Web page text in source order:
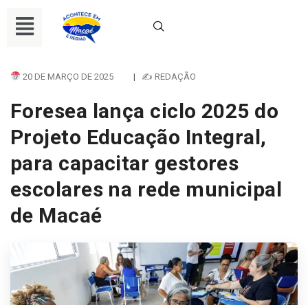
20 DE MARÇO DE 2025 | ✍ REDAÇÃO
Foresea lança ciclo 2025 do
Projeto Educação Integral,
para capacitar gestores
escolares na rede municipal
de Macaé